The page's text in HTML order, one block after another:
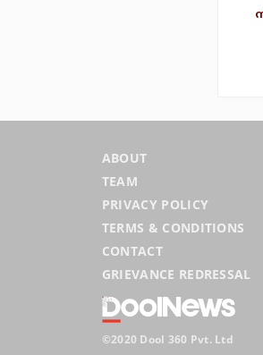
ABOUT
TEAM
PRIVACY POLICY
TERMS & CONDITIONS
CONTACT
GRIEVANCE REDRESSAL
©2020 Dool 360 Pvt. Ltd